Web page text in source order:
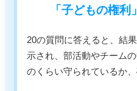
「子どもの権
20の質問に答えると、結
示され、部活動やチーム
のくらい守られているか